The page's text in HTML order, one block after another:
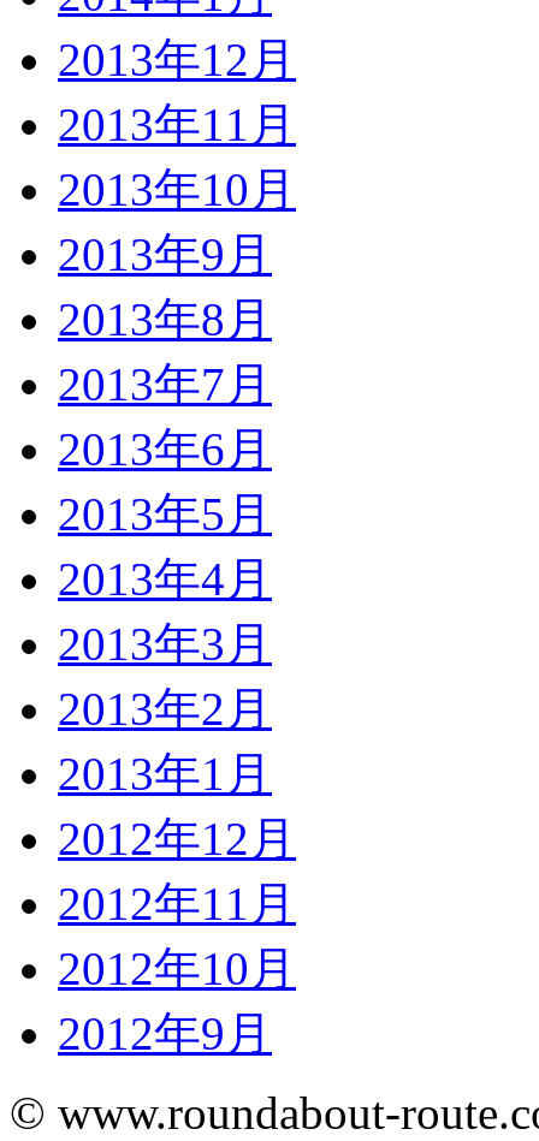
2013年12月
2013年11月
2013年10月
2013年9月
2013年8月
2013年7月
2013年6月
2013年5月
2013年4月
2013年3月
2013年2月
2013年1月
2012年12月
2012年11月
2012年10月
2012年9月
© www.roundabout-